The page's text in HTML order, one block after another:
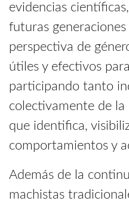
evidencias
futuras
perspectiva de
útiles y efectivos
participando tanto
colectivamente de
que identifica,
comportamientos y
Además de la
machistas